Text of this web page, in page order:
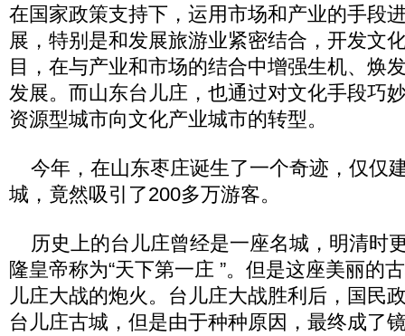
在国家政策支持下，运用市场和产业的手段
展，特别是和发展旅游业紧密结合，开发文
目，在与产业和市场的结合中增强生机、焕
发展。而山东台儿庄，也通过对文化手段巧
资源型城市向文化产业城市的转型。
今年，在山东枣庄诞生了一个奇迹，仅仅
城，竟然吸引了200多万游客。
历史上的台儿庄曾经是一座名城，明清时
隆皇帝称为“天下第一庄 ”。但是这座美丽的
儿庄大战的炮火。台儿庄大战胜利后，国民
台儿庄古城，但是由于种种原因，最终成了